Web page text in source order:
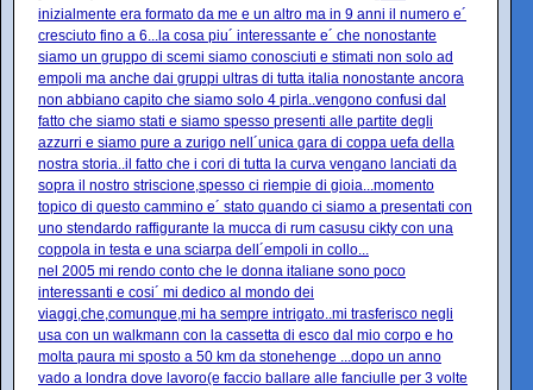
inizialmente era formato da me e un altro ma in 9 anni il numero e´
cresciuto fino a 6...la cosa piu´ interessante e´ che nonostante
siamo un gruppo di scemi siamo conosciuti e stimati non solo ad
empoli ma anche dai gruppi ultras di tutta italia nonostante ancora
non abbiano capito che siamo solo 4 pirla..vengono confusi dal
fatto che siamo stati e siamo spesso presenti alle partite degli
azzurri e siamo pure a zurigo nell´unica gara di coppa uefa della
nostra storia..il fatto che i cori di tutta la curva vengano lanciati da
sopra il nostro striscione,spesso ci riempie di gioia...momento
topico di questo cammino e´ stato quando ci siamo a presentati con
uno stendardo raffigurante la mucca di rum casusu cikty con una
coppola in testa e una sciarpa dell´empoli in collo...
nel 2005 mi rendo conto che le donna italiane sono poco
interessanti e cosi´ mi dedico al mondo dei
viaggi,che,comunque,mi ha sempre intrigato..mi trasferisco negli
usa con un walkmann con la cassetta di esco dal mio corpo e ho
molta paura mi sposto a 50 km da stonehenge ...dopo un anno
vado a londra dove lavoro(e faccio ballare alle fanciulle per 3 volte